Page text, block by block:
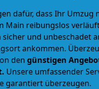
dafür, dass Ihr Umzug
Main reibungslos
sicher und unbeschadet
ankommen.
den günstigen
. Unsere umfassender
garantiert überzeugen.